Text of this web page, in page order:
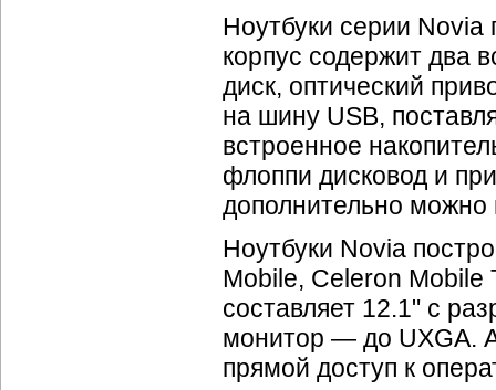
Ноутбуки серии Novia
корпус содержит два
диск, оптический
на шину USB,
встроенное
флоппи дисковод и
дополнительно можно
Ноутбуки Novia
Mobile, Celeron Mobile
составляет 12.1" с
монитор — до UXGA.
прямой доступ к